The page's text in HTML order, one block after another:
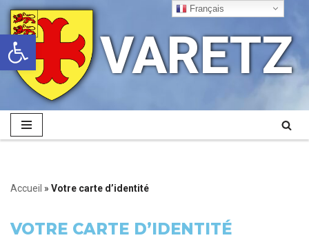
Ouvrir la barre d’outils
Aller
au
contenu
VARETZ
Accueil » Votre carte d’identité
VOTRE CARTE D’IDENTITÉ
Français